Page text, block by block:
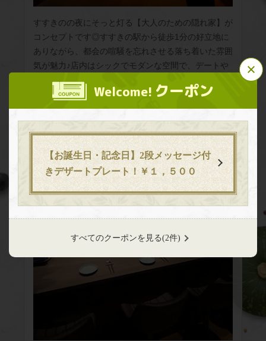
Welcome! クーポン
【お誕生日・記念日】2段メッセージ付
きデザートプレート！￥１，５００
すべてのクーポンを見る(2件)
すすきのの夜にそっと灯る【大人のための隠れ家】が
コンセプトです◎すすきの駅から徒歩1分の好立地に
ありながら、都会の喧騒を忘れさせる落ち着いた雰囲
気が魅力♪店内はシックでモダンな空間で、デートや
記念日、接待など、大切な方との特別なひとときを、
ゆったりとお過ごしいただけます。
この店舗情報をシェアする
バル・アミューズ 【肉×チーズ×農園直送野菜】
お店情報をコピー
閉じる